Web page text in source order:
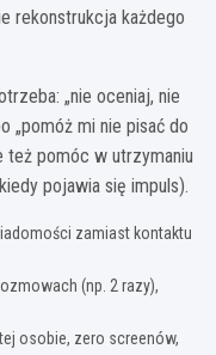
rekonstrukcja każdego
„nie oceniaj, nie
„pomóż mi nie pisać do
też pomóc w utrzymaniu
pojawia się impuls).
zamiast kontaktu
(np. 2 razy),
osobie, zero screenów,